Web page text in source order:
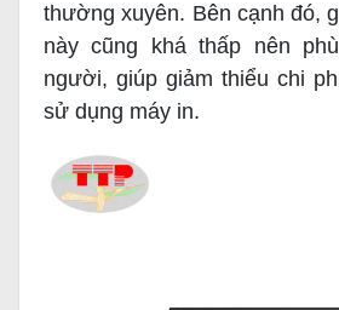
thường xuyên. Bên cạnh đó,
này cũng khá thấp nên
người, giúp giảm thiểu chi
sử dụng máy in.